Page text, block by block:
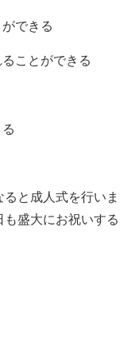
できる
ことができる
と成人式を行いま
盛大にお祝いする